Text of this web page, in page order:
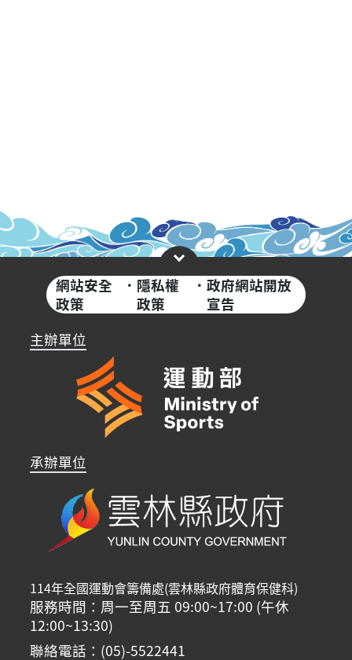
網站安全
政策
· 隱私權
政策
·政府網站開放
宣告
主辦單位
承辦單位
114年全國運動會籌備處(雲林縣政府體育保健科)
服務時間：周一至周五 09:00~17:00 (午休
12:00~13:30)
聯絡電話：(05)-5522441